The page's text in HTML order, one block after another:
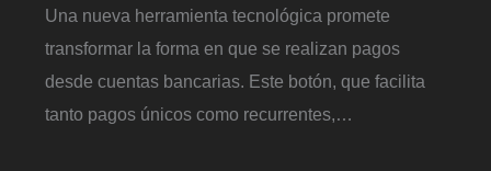
Una nueva herramienta tecnológica promete
transformar la forma en que se realizan pagos
desde cuentas bancarias. Este botón, que facilita
tanto pagos únicos como recurrentes,…